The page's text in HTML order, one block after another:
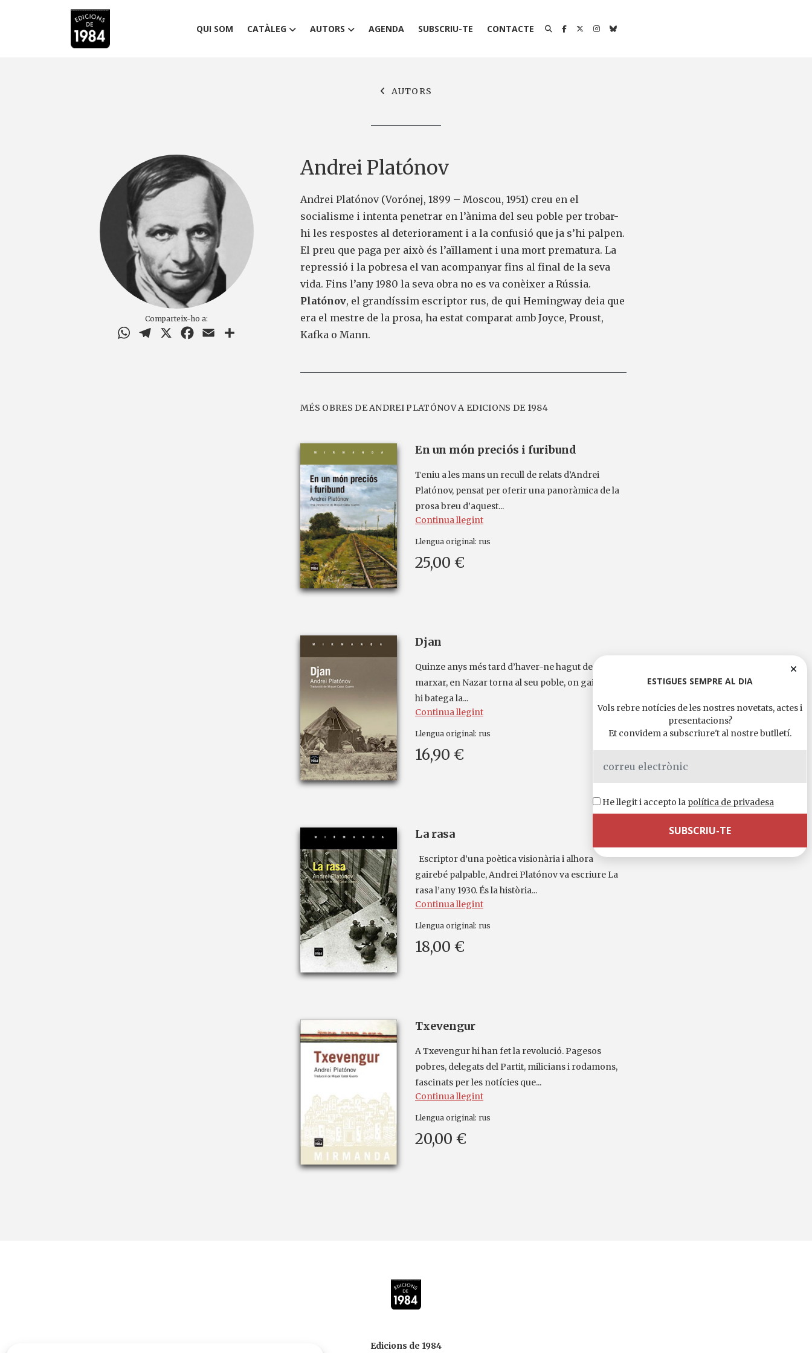
QUI SOM CATÀLEG AUTORS AGENDA SUBSCRIU-TE CONTACTE
AUTORS
Comparteix-ho a:
WhatsAppTelegram Facebook
Email
Andrei Platónov
Andrei Platónov (Vorónej, 1899 – Moscou, 1951) creu en el
socialisme i intenta penetrar en l’ànima del seu poble per trobar-
hi les respostes al deteriorament i a la confusió que ja s’hi palpen.
El preu que paga per això és l’aïllament i una mort prematura. La
repressió i la pobresa el van acompanyar fins al final de la seva
vida. Fins l’any 1980 la seva obra no es va conèixer a Rússia.
Platónov, el grandíssim escriptor rus, de qui Hemingway deia que
era el mestre de la prosa, ha estat comparat amb Joyce, Proust,
Kafka o Mann.
MÉS OBRES DE ANDREI PLATÓNOV A EDICIONS DE 1984
En un món preciós i furibund
Teniu a les mans un recull de relats d’Andrei
Platónov, pensat per oferir una panoràmica de la
prosa breu d’aquest...
Continua llegint
Llengua original: rus
25,00 €
Djan
Quinze anys més tard d’haver-ne hagut de
marxar, en Nazar torna al seu poble, on gairebé no
hi batega la...
Continua llegint
Llengua original: rus
16,90 €
La rasa
Escriptor d’una poètica visionària i alhora
gairebé palpable, Andrei Platónov va escriure La
rasa l’any 1930. És la història...
Continua llegint
Llengua original: rus
18,00 €
Txevengur
A Txevengur hi han fet la revolució. Pagesos
pobres, delegats del Partit, milicians i rodamons,
fascinats per les notícies que...
Continua llegint
Llengua original: rus
20,00 €
Edicions de 1984
ESTIGUES SEMPRE AL DIA
Vols rebre notícies de les nostres novetats, actes i
presentacions?
Et convidem a subscriure't al nostre butlletí.
He llegit i accepto la política de privadesa